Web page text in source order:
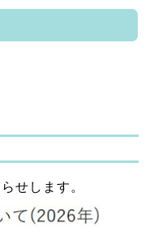
せします。